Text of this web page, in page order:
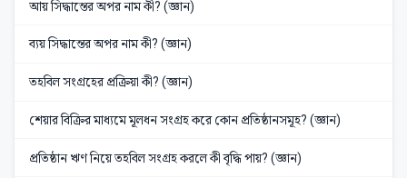
আয় সিদ্ধান্তের অপর নাম কী? (জ্ঞান)
ব্যয় সিদ্ধান্তের অপর নাম কী? (জ্ঞান)
তহবিল সংগ্রহের প্রক্রিয়া কী? (জ্ঞান)
শেয়ার বিক্রির মাধ্যমে মূলধন সংগ্রহ করে কোন প্রতিষ্ঠানসমূহ? (জ্ঞান)
প্রতিষ্ঠান ঋণ নিয়ে তহবিল সংগ্রহ করলে কী বৃদ্ধি পায়? (জ্ঞান)